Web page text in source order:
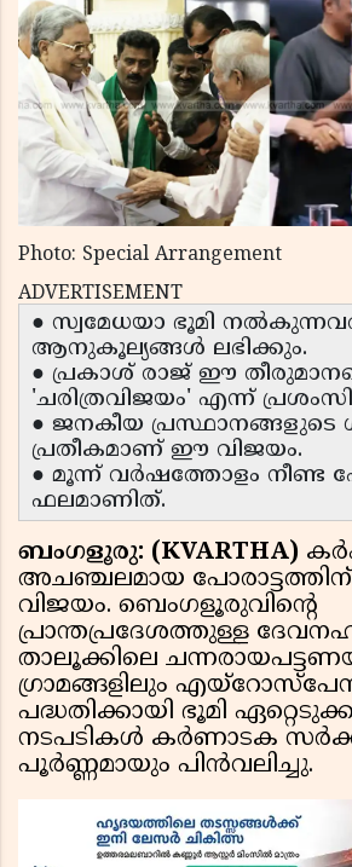
Photo: Special Arrangement
ADVERTISEMENT
● സ്വമേധയാ ഭൂമി
ആനുകൂല്യങ്ങൾ ലഭിക്കും.
● പ്രകാശ് രാജ് ഈ
'ചരിത്രവിജയം' എന്ന്
● ജനകീയ പ്രസ്ഥാനങ്ങളുടെ
പ്രതീകമാണ് ഈ വിജയം.
● മൂന്ന് വർഷത്തോളം നീണ്ട
ഫലമാണിത്.
ബംഗളൂരു: (KVARTHA)
അചഞ്ചലമായ
വിജയം. ബെംഗളൂരുവിൻ്റെ
പ്രാന്തപ്രദേശത്തുള്ള
താലൂക്കിലെ
ഗ്രാമങ്ങളിലും
പദ്ധതിക്കായി ഭൂമി
നടപടികൾ കർണാടക
പൂർണ്ണമായും പിൻവലിച്ചു.